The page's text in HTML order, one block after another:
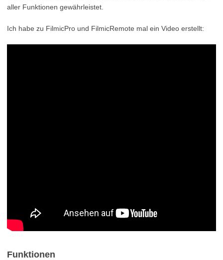
aller Funktionen gewährleistet.
Ich habe zu FilmicPro und FilmicRemote mal ein Video erstellt:
Funktionen